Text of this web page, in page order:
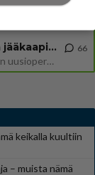
Uusioperheen aikuiset lapset tyhjentää jääkaapin käydessään
Miten selvittäisitte seuraavan ongelman, meillä on uusioperhe, minulla teini-ikäiset lapset ja puolisolla aikuiset, jotk
66
keikalla kuultiin
– muista nämä